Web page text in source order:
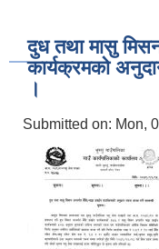
दुध तथा मासु मिसन
कार्यक्रमको
।
Submitted on: Mon,